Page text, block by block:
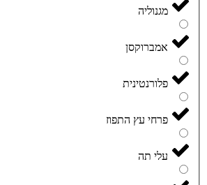
מגנוליה
אמברוקסן
פלורנטינית
פרחי עץ התפוז
עלי תה